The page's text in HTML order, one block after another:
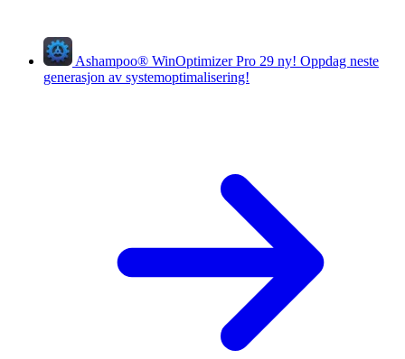
Ashampoo® WinOptimizer Pro 29 ny! Oppdag neste
generasjon av systemoptimalisering!